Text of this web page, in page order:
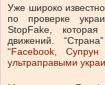
Уже широко
по проверке
StopFake,
движений.
“Facebook,
ультраправыми